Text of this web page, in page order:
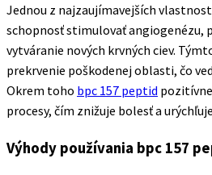
Jednou z najzaujímavejších
schopnosť stimulovať angiogenézu,
vytváranie nových krvných ciev.
prekrvenie poškodenej oblasti, čo
Okrem toho bpc 157 peptid
procesy, čím znižuje bolesť a
Výhody používania bpc 157